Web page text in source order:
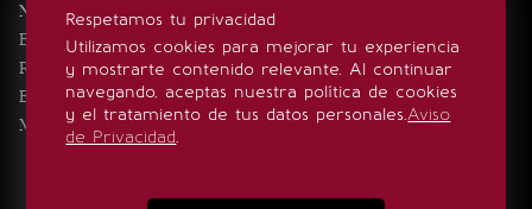
Respetamos tu privacidad
Utilizamos cookies para mejorar tu experiencia
y mostrarte contenido relevante. Al continuar
navegando, aceptas nuestra política de cookies
y el tratamiento de tus datos personales.Aviso
de Privacidad.
Noticias
Eventos
Realeza
Estilo de vida
Minuto x Minuto
SÍGUENOS